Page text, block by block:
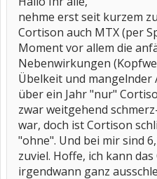
nehme erst seit kurzem
Cortison auch MTX (per
Moment vor allem die
Nebenwirkungen
Übelkeit und mangelnder
über ein Jahr "nur"
zwar weitgehend
war, doch ist Cortison
"ohne". Und bei mir sind
zuviel. Hoffe, ich kann
irgendwann ganz